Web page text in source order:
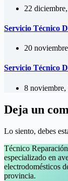
22
Servicio Técnico
20
Servicio Técnico
8 noviembre,
Deja un
Lo siento, debes
Técnico
especializado en
electrodomésticos
provincia.